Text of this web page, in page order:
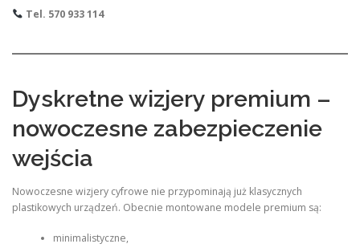
Tel. 570 933 114
Dyskretne wizjery premium –
nowoczesne zabezpieczenie
wejścia
Nowoczesne wizjery cyfrowe nie przypominają już klasycznych
plastikowych urządzeń. Obecnie montowane modele premium są:
minimalistyczne,